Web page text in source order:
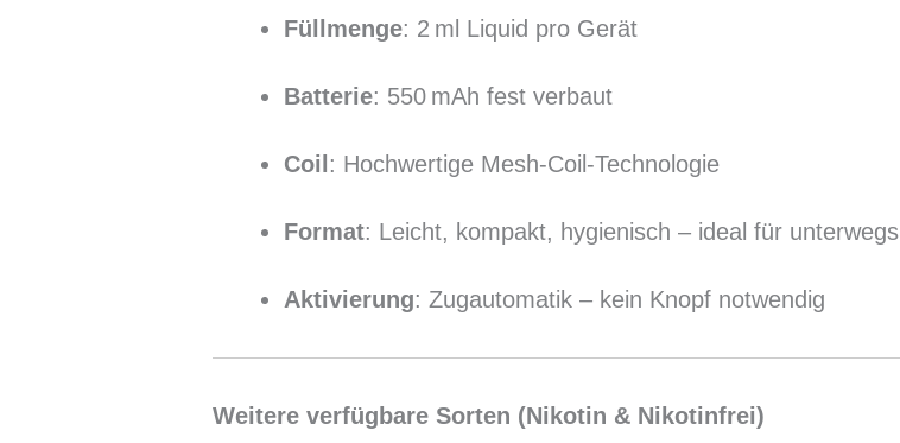
Füllmenge: 2 ml Liquid pro Gerät
Batterie: 550 mAh fest verbaut
Coil : Hochwertige Mesh-Coil-Technologie
Format: Leicht, kompakt, hygienisch – ideal für unterwegs
Aktivierung: Zugautomatik – kein Knopf notwendig
Weitere verfügbare Sorten (Nikotin & Nikotinfrei)